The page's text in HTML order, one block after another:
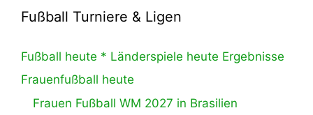
Fußball Turniere & Ligen
Fußball heute * Länderspiele heute Ergebnisse
Frauenfußball heute
Frauen Fußball WM 2027 in Brasilien